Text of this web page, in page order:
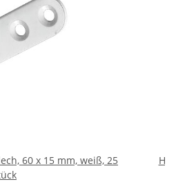
60 x 15 mm, weiß, 25